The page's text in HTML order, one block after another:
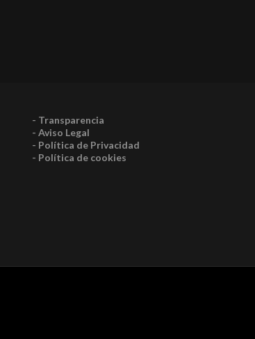
- Transparencia
- Aviso Legal
- Política de Privacidad
- Política de cookies